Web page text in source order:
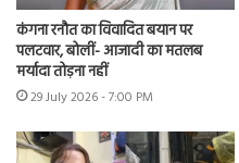
कंगना रनौत का विवादित बयान पर
पलटवार, बोलीं- आजादी का मतलब
मर्यादा तोड़ना नहीं
29 July 2026 - 7:00 PM